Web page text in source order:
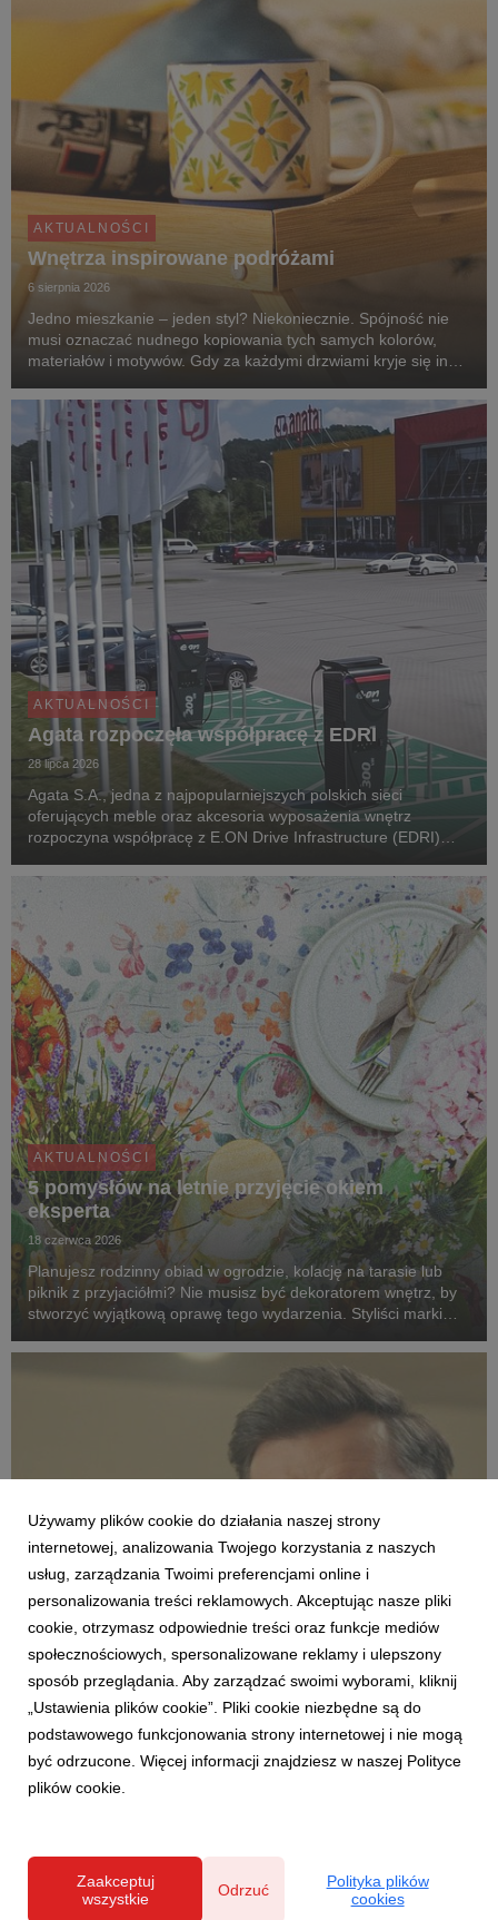
AKTUALNOŚCI
Wnętrza inspirowane podróżami
6 sierpnia 2026
Jedno mieszkanie – jeden styl? Niekoniecznie. Spójność nie
musi oznaczać nudnego kopiowania tych samych kolorów,
materiałów i motywów. Gdy za każdymi drzwiami kryje się inny
po różnych zakątkach świata. Zgodnie z...
AKTUALNOŚCI
Agata rozpoczęła współpracę z EDRI
28 lipca 2026
Agata S.A., jedna z najpopularniejszych polskich sieci
oferujących meble oraz akcesoria wyposażenia wnętrz
rozpoczyna współpracę z E.ON Drive Infrastructure (EDRI)
pojazdów elektrycznych. Jeszcze w tym roku, pr...
AKTUALNOŚCI
5 pomysłów na letnie przyjęcie okiem
eksperta
18 czerwca 2026
Planujesz rodzinny obiad w ogrodzie, kolację na tarasie lub
piknik z przyjaciółmi? Nie musisz być dekoratorem wnętrz, by
stworzyć wyjątkową oprawę tego wydarzenia. Styliści marki
zmienią zwykłe spotkanie na świeżym ...
AKTUALNOŚCI
Modne, stylowe, ładne – nie zawsze drogie.
Agata o różnych kategoriach cenowych
produktów w nowej reklamie
12 czerwca 2026
Percepcja wysokiej ceny nie zawsze jest zgodna z
rzeczywistością – szczególnie jeśli mowa o wystroju wnętrz. Do
tej znanej z życia sytuacji odwołuje się w najnowszej reklamie
Używamy plików cookie do działania naszej strony
internetowej, analizowania Twojego korzystania z naszych
usług, zarządzania Twoimi preferencjami online i
personalizowania treści reklamowych. Akceptując nasze pliki
cookie, otrzymasz odpowiednie treści oraz funkcje mediów
społecznościowych, spersonalizowane reklamy i ulepszony
sposób przeglądania. Aby zarządzać swoimi wyborami, kliknij
„Ustawienia plików cookie”. Pliki cookie niezbędne są do
podstawowego funkcjonowania strony internetowej i nie mogą
być odrzucone. Więcej informacji znajdziesz w naszej Polityce
plików cookie.
Zaakceptuj
wszystkie
Odrzuć
Polityka plików
cookies